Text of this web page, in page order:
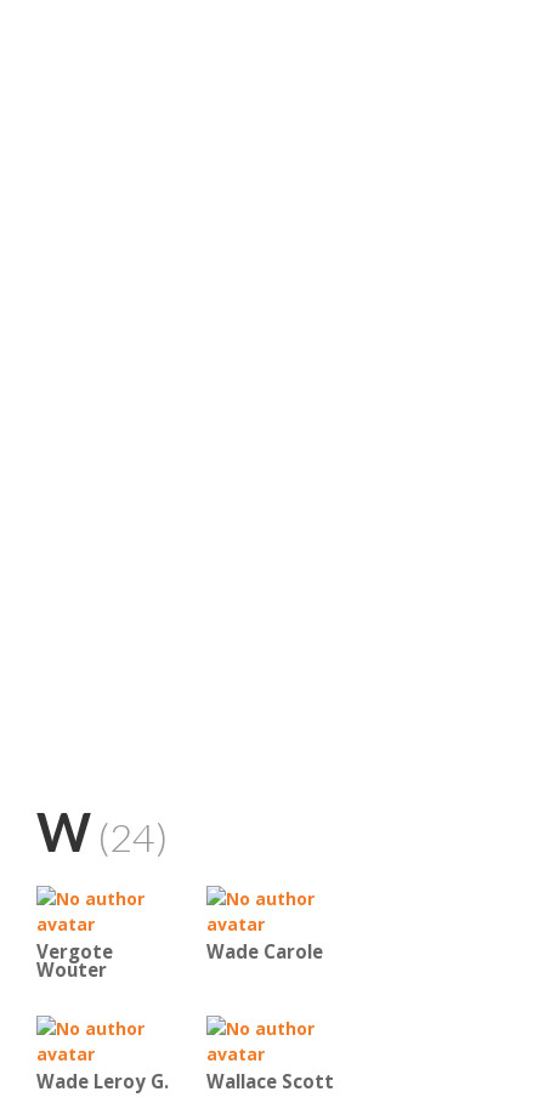
W (24)
Vergote
Wouter
Wade Carole
Wade Leroy G. Wallace Scott